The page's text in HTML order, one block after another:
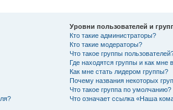
Уровни пользователей и
Кто такие администраторы?
Кто такие модераторы?
Что такое группы
Где находятся группы и как мне
Как мне стать лидером группы?
Почему названия некоторых
Что такое группа по умолчанию?
Что означает ссылка «Наша